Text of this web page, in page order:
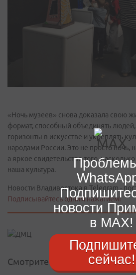
«Ночь музеев» снова доказала свою
формат, способный объединять
горизонты в искусстве и укреплять
народами России. Это не просто ночь,
а яркое свидетельство того,
наша культура.
Новости Владивостока в Telegram -
Подписывайтесь одним нажатием!
Смотрите также
новости
в MAX!
сейчас!